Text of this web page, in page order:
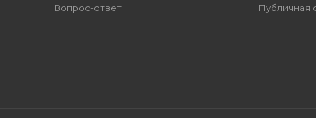
Вопрос-ответ
Публичная